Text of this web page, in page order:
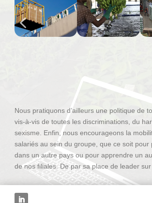
Nous pratiquons d’ailleurs une politique de
vis-à-vis de toutes les discriminations, du
sexisme. Enfin, nous encourageons la
salariés au sein du groupe, que ce soit pour
dans un autre pays ou pour apprendre un
de nos filiales. De par sa place de leader sur
son déploiement à l’international et ses
diverses.